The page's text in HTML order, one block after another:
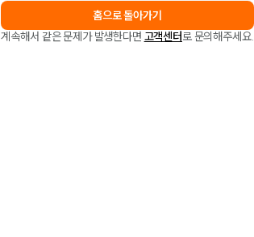
홈으로 돌아가기
계속해서 같은 문제가 발생한다면 고객센터로 문의해주세요.